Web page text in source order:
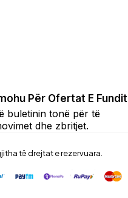
Për Ofertat E Fundit
buletinin tonë për të
dhe zbritjet.
të drejtat e rezervuara.